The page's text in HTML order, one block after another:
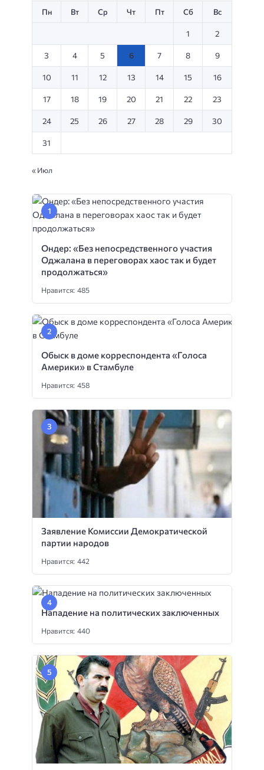
Пн Вт Ср Чт Пт Сб Вс
1 2
3 4 5 6 7 8 9
10 11 12 13 14 15 16
17 18 19 20 21 22 23
24 25 26 27 28 29 30
31
« Июл
Ондер: «Без непосредственного участия
Оджалана в переговорах хаос так и будет
продолжаться»
Нравится: 485
Обыск в доме корреспондента «Голоса
Америки» в Стамбуле
Нравится: 458
Заявление Комиссии Демократической
партии народов
Нравится: 442
Нападение на политических заключенных
Нравится: 440